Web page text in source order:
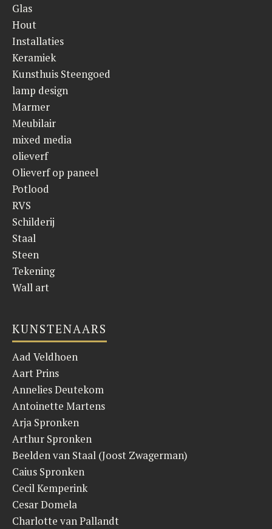
Glas
Hout
Installaties
Keramiek
Kunsthuis Steengoed
lamp design
Marmer
Meubilair
mixed media
olieverf
Olieverf op paneel
Potlood
RVS
Schilderij
Staal
Steen
Tekening
Wall art
KUNSTENAARS
Aad Veldhoen
Aart Prins
Annelies Deutekom
Antoinette Martens
Arja Spronken
Arthur Spronken
Beelden van Staal (Joost Zwagerman)
Caius Spronken
Cecil Kemperink
Cesar Domela
Charlotte van Pallandt